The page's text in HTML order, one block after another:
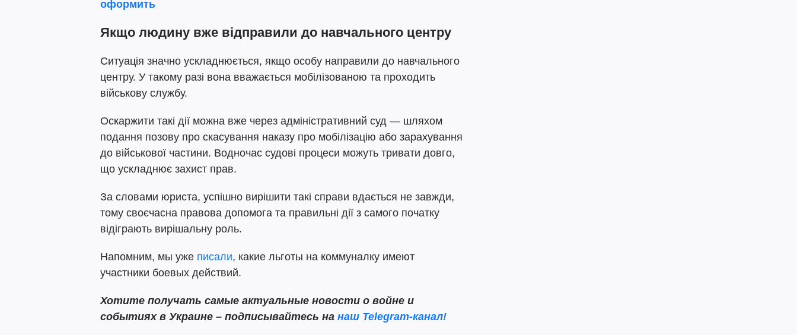
оформить
Якщо людину вже відправили до навчального центру
Ситуація значно ускладнюється, якщо особу направили до навчального
центру. У такому разі вона вважається мобілізованою та проходить
військову службу.
Оскаржити такі дії можна вже через адміністративний суд — шляхом
подання позову про скасування наказу про мобілізацію або зарахування
до військової частини. Водночас судові процеси можуть тривати довго,
що ускладнює захист прав.
За словами юриста, успішно вирішити такі справи вдається не завжди,
тому своєчасна правова допомога та правильні дії з самого початку
відіграють вирішальну роль.
Напомним, мы уже писали, какие льготы на коммуналку имеют
участники боевых действий.
Хотите получать самые актуальные новости о войне и
событиях в Украине – подписывайтесь на наш Telegram-канал!